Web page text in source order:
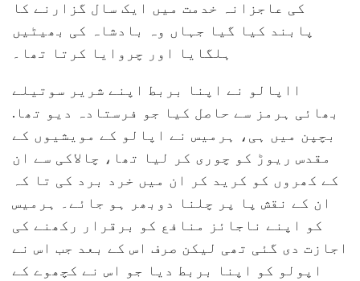
کی عاجزانہ خدمت میں ایک سال گزارنے کا
پابند کیا گیا جہاں وہ بادشاہ کی بھیٹیں
ہلگایا اور چروایا کرتا تھا۔
ااپالو نے اپنا بربط اپنے شریر سوتیلے
بھائی ہرمز سے حاصل کیا جو فرستادہ دیو تھا.
بچپن میں ہی، ہرمیس نے اپالو کے مویشیوں کے
مقدس ریوڑ کو چوری کر لیا تھا، چالاکی سے ان
کے کھروں کو کرید کر ان میں خرد برد کی تا کہ
ان کے نقش پا پر چلنا دوبھر ہو جائے۔ ہرمیس
کو اپنے ناجائز منافع کو برقرار رکھنے کی
اجازت دی گئی تھی لیکن صرف اس کے بعد جب اس نے
اپولو کو اپنا بربط دیا جو اس نے کچھوے کے